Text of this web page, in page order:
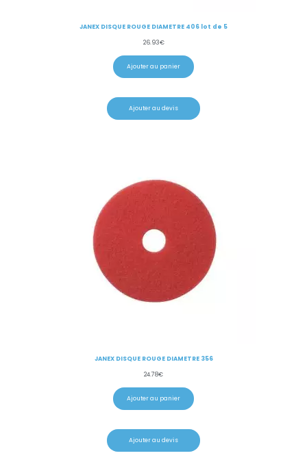
JANEX DISQUE ROUGE DIAMETRE 406 lot de 5
26.93€
Ajouter au panier
Ajouter au devis
JANEX DISQUE ROUGE DIAMETRE 356
24.78€
Ajouter au panier
Ajouter au devis